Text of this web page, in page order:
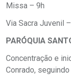
Missa – 9h
Via Sacra Juvenil
PARÓQUIA
Concentração e
Conrado,